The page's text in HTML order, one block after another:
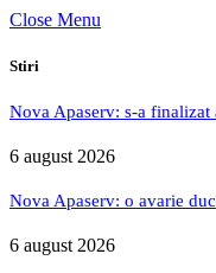
Close Menu
Stiri
Nova Apaserv: s-a
6 august 2026
Nova Apaserv: o avarie
6 august 2026